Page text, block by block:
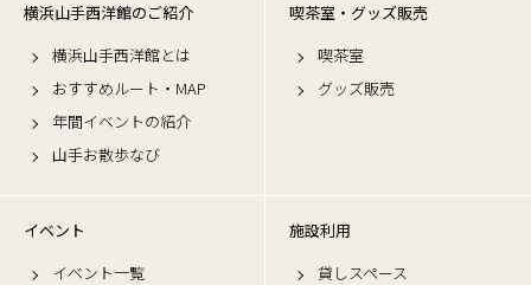
横浜山手西洋館のご紹介
横浜山手西洋館とは
おすすめルート・MAP
年間イベントの紹介
山手お散歩なび
喫茶室・グッズ販売
喫茶室
グッズ販売
イベント
イベント一覧
施設利用
貸しスペース